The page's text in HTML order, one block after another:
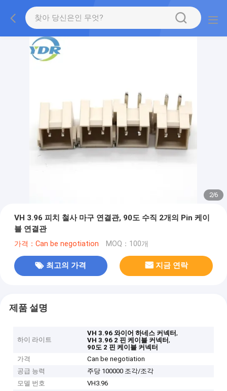
2/6
VH 3.96 피치 철사 마구 연결관, 90도 수직 2개의 Pin 케이
블 연결관
가격：Can be negotiation MOQ：100개
최고의 가격 지금 연락
제품 설명
하이 라이트
VH 3.96 와이어 하네스 커넥터,
VH 3.96 2 핀 케이블 커넥터,
90도 2 핀 케이블 커넥터
가격
Can be negotiation
공급 능력
주당 100000 조각/조각
모델 번호
VH3.96